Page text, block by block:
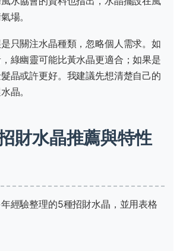
場。
只關注水晶種類，忽略個人需求。如
綠幽靈可能比黃水晶更適合；如果是
晶或許更好。我建議先想清楚自己的
晶。
財水晶推薦與特性
經驗整理的5種招財水晶，並用表格